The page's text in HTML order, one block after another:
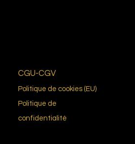
CGU-CGV
Politique de cookies (EU)
Politique de
confidentialité